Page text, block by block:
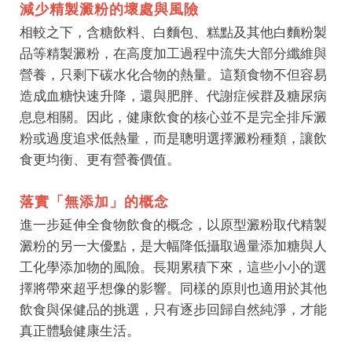
減少精製澱粉的壞處與風險
相較之下，含糖飲料、白麵包、糕點及其他白麵粉製
品等精製澱粉，在高度加工過程中流失大部分纖維與
營養，只剩下碳水化合物的熱量。這類食物不但容易
造成血糖快速升降，還與肥胖、代謝症候群及糖尿病
息息相關。因此，健康飲食的核心並不是完全排斥澱
粉或過度追求低熱量，而是聰明選擇澱粉種類，讓飲
食更均衡、更有營養價值。
落實「無添加」的概念
進一步延伸全食物飲食的概念，以原型澱粉取代精製
澱粉的另一大優點，是大幅降低攝取過量添加糖與人
工化學添加物的風險。長期累積下來，這些小小的選
擇將帶來超乎想像的影響。同樣的原則也適用於其他
飲食與保健品的挑選，只有逐步回歸自然純淨，才能
真正體驗健康生活。